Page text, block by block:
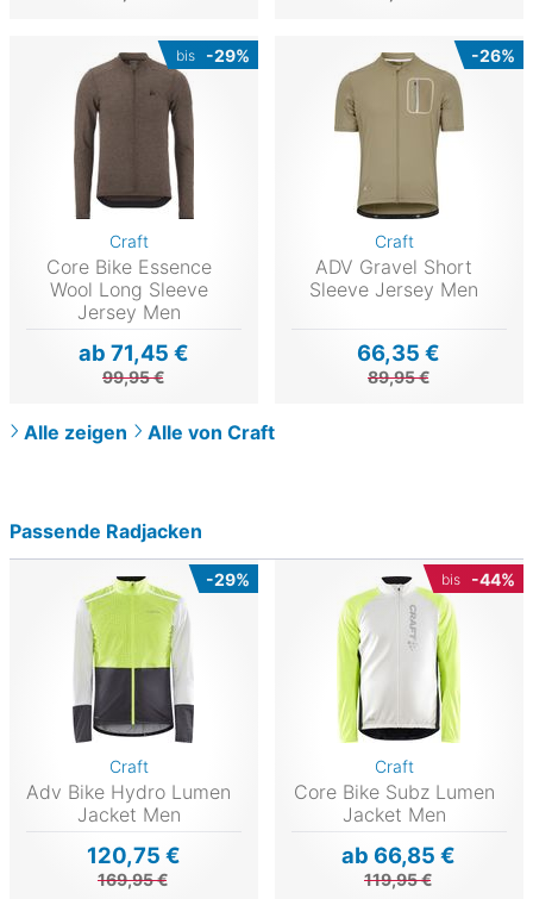
bis -29%
Craft
Core Bike Essence
Wool Long Sleeve
Jersey Men
ab 71,45 €
99,95 €
-26%
Craft
ADV Gravel Short
Sleeve Jersey Men
66,35 €
89,95 €
Alle zeigen Alle von Craft
Passende Radjacken
-29%
Craft
Adv Bike Hydro Lumen
Jacket Men
120,75 €
169,95 €
bis -44%
Craft
Core Bike Subz Lumen
Jacket Men
ab 66,85 €
119,95 €